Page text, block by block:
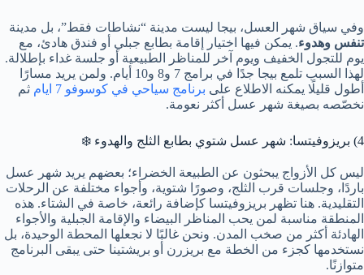
وفي سياق شهر العسل، بيجا ليست مدينة “نشاطات فقط”، بل مدينة
تنفس وهدوء. يمكن فيها اختيار إقامة بطابع جبلي أو فندق هادئ، مع
يوم للتجول الخفيف ويوم آخر للمناظر الطبيعية أو جلسة غداء بإطلالة.
لهذا السبب تلمع بيجا جدًا في برامج 7 و8 و10 أيام. ولمن يريد مسارًا
أطول قليلًا يمكنه الاطلاع على برنامج سياحي في كوسوفو 7 ايام
ثم
نخصّصه بصيغة شهر عسل أكثر نعومة.
4) بريزوفيتسا: شهر عسل شتوي بطابع الثلج والهدوء ❄️
ليس كل الأزواج يبحثون عن الطبيعة الخضراء؛ بعضهم يريد شهر عسل
باردًا، وجلسات قرب الثلج، وصورًا شتوية، وأجواء مختلفة عن الرحلات
التقليدية. هنا تظهر بريزوفيتسا كإضافة رائعة، خاصة في الشتاء. هذه
المنطقة مناسبة لمن يحب المناظر البيضاء والإقامة الجبلية والأجواء
الهادئة أكثر من صخب المدن. ونحن غالبًا لا نجعلها المحطة الوحيدة، بل
نستخدمها كجزء من الخطة مع بريزرن أو بريشتينا حتى يبقى البرنامج
متوازنًا.